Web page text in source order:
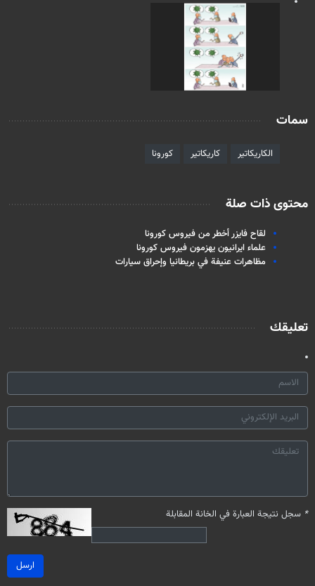
سمات
الكاريكاتير كاريكاتير كورونا
محتوى ذات صلة
لقاح فايزر أخطر من فیروس كورونا
علماء ايرانيون يهزمون فيروس كورونا
مظاهرات عنيفة في بریطانیا وإحراق سيارات
تعليقك
* سجل نتيجة العبارة في الخانة المقابلة
ارسل